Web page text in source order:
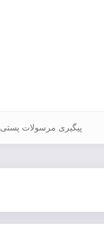
پیگیری مرسولات پستی